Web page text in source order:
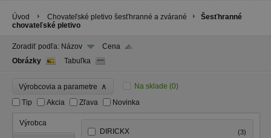
Úvod Chovateľské pletivo šesťhranné a zvárané
Šesťhranné
chovateľské pletivo
Zoradiť podľa: Názov
Cena
Obrázky
Tabuľka
Výrobcovia a parametre ∧ Na sklade (0)
Tip
Akcia Zľava Novinka
Výrobca
DIRICKX (3)